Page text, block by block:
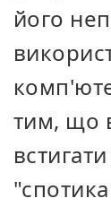
його
тим, що